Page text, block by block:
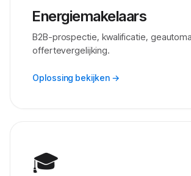
Energiemakelaars
B2B-prospectie, kwalificatie,
offertevergelijking.
Oplossing bekijken →
🎓